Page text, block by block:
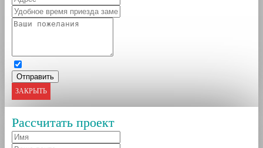
ЗАКРЫТЬ
Рассчитать проект